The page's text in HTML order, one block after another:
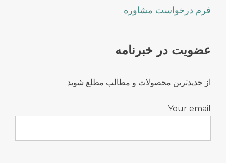
فرم درخواست مشاوره
عضویت در خبرنامه
از جدیدترین محصولات و مطالب مطلع شوید
Your email